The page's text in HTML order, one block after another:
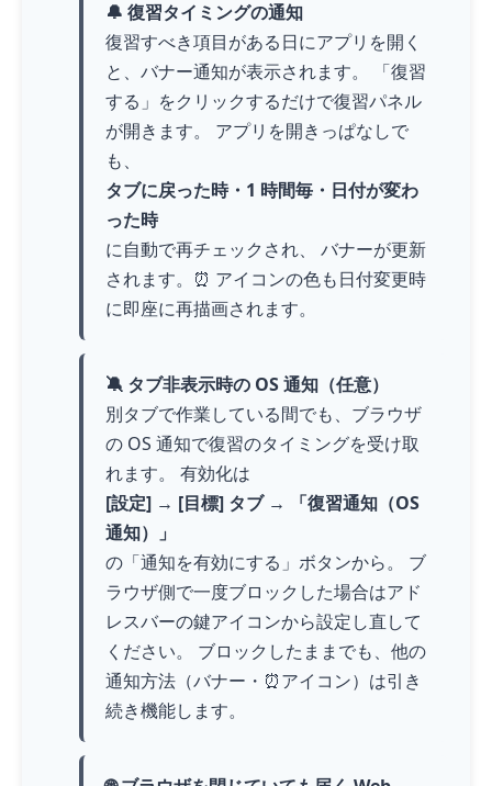
🔔 復習タイミングの通知
復習すべき項目がある日にアプリを開く
と、バナー通知が表示されます。 「復習
する」をクリックするだけで復習パネル
が開きます。 アプリを開きっぱなしで
も、
タブに戻った時・1 時間毎・日付が変わ
った時
に自動で再チェックされ、 バナーが更新
されます。⏰ アイコンの色も日付変更時
に即座に再描画されます。
🔕 タブ非表示時の OS 通知（任意）
別タブで作業している間でも、ブラウザ
の OS 通知で復習のタイミングを受け取
れます。 有効化は
[設定] → [目標] タブ → 「復習通知（OS
通知）」
の「通知を有効にする」ボタンから。 ブ
ラウザ側で一度ブロックした場合はアド
レスバーの鍵アイコンから設定し直して
ください。 ブロックしたままでも、他の
通知方法（バナー・⏰アイコン）は引き
続き機能します。